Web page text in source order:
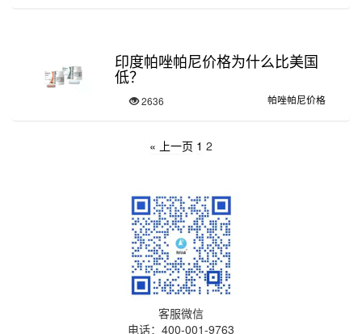
印度帕唑帕尼价格为什么比美国
低？
2636 帕唑帕尼价格
« 上一页 1 2
客服微信
电话：400-001-9763